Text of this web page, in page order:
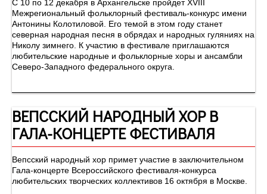
С 10 по 12 декабря в Архангельске пройдет XVIII
Межрегиональный фольклорный фестиваль-конкурс имени
Антонины Колотиловой. Его темой в этом году станет
северная народная песня в обрядах и народных гуляниях на
Николу зимнего. К участию в фестивале приглашаются
любительские народные и фольклорные хоры и ансамбли
Северо-Западного федерального округа.
ВЕПССКИЙ НАРОДНЫЙ ХОР В
ГАЛА-КОНЦЕРТЕ ФЕСТИВАЛЯ
Вепсский народный хор примет участие в заключительном
Гала-концерте Всероссийского фестиваля-конкурса
любительских творческих коллективов 16 октября в Москве.